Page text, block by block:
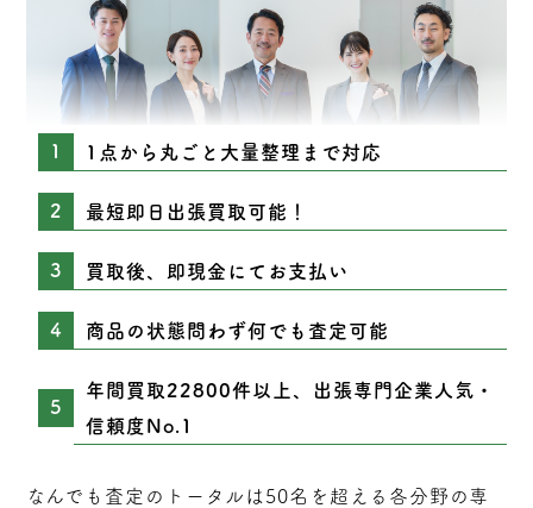
1点から丸ごと大量整理まで対応
最短即日出張買取可能！
買取後、即現金にてお支払い
商品の状態問わず何でも査定可能
年間買取22800件以上、出張専門企業人気・
信頼度No.1
なんでも査定のトータルは50名を超える各分野の専